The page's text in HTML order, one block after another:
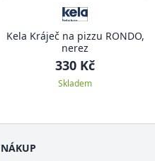
Kela Kráječ na pizzu RONDO,
nerez
330 Kč
Skladem
NÁKUP